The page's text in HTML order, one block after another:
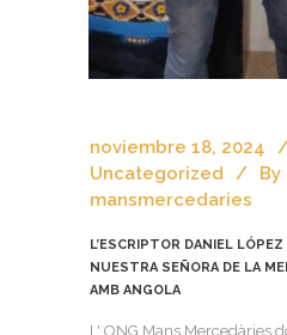
noviembre 18, 2024
Uncategorized
By
mansmercedaries
L’ESCRIPTOR DANIEL
NUESTRA SEÑORA DE LA
AMB ANGOLA
L' ONG Mans Mercedàries